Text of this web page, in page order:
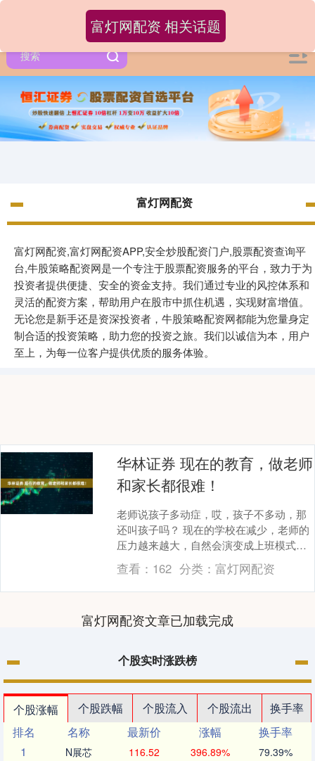
富灯网配资
富灯网配资,富灯网配资APP,安全炒股配资门户,股票配资查询平
台,牛股策略配资网是一个专注于股票配资服务的平台，致力于为
投资者提供便捷、安全的资金支持。我们通过专业的风控体系和
灵活的配资方案，帮助用户在股市中抓住机遇，实现财富增值。
无论您是新手还是资深投资者，牛股策略配资网都能为您量身定
制合适的投资策略，助力您的投资之旅。我们以诚信为本，用户
至上，为每一位客户提供优质的服务体验。
富灯网配资 相关话题
华林证券 现在的教育，做老师
和家长都很难！
老师说孩子多动症，哎，孩子不多动，那
还叫孩子吗？ 现在的学校在减少，老师的
压力越来越大，自然会演变成上班模式，
都被KPI，好教的留着，不好教的不好管的
会想办法弄....
查看： 162 分类： 富灯网配资
富灯网配资文章已加载完成
个股实时涨跌榜
个股涨幅 个股跌幅 个股流入 个股流出
换手率
排名
名称 最新价 涨幅
换手率
1
N展芯 116.52 396.89% 79.39%